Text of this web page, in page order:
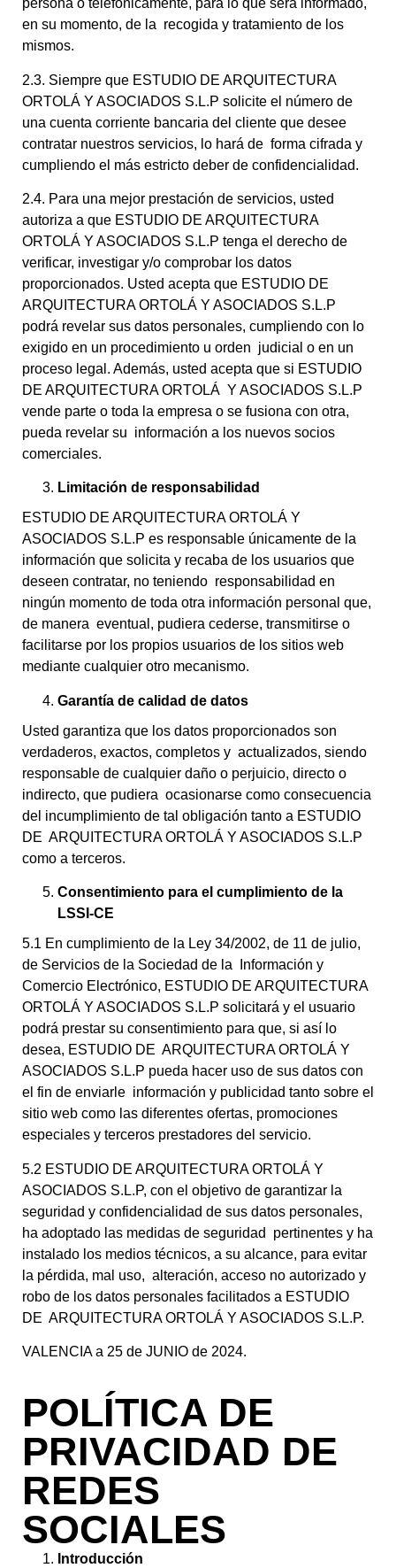
persona o telefónicamente, para lo que será informado,
en su momento, de la recogida y tratamiento de los
mismos.
2.3. Siempre que ESTUDIO DE ARQUITECTURA
ORTOLÁ Y ASOCIADOS S.L.P solicite el número de
una cuenta corriente bancaria del cliente que desee
contratar nuestros servicios, lo hará de forma cifrada y
cumpliendo el más estricto deber de confidencialidad.
2.4. Para una mejor prestación de servicios, usted
autoriza a que ESTUDIO DE ARQUITECTURA
ORTOLÁ Y ASOCIADOS S.L.P tenga el derecho de
verificar, investigar y/o comprobar los datos
proporcionados. Usted acepta que ESTUDIO DE
ARQUITECTURA ORTOLÁ Y ASOCIADOS S.L.P
podrá revelar sus datos personales, cumpliendo con lo
exigido en un procedimiento u orden judicial o en un
proceso legal. Además, usted acepta que si ESTUDIO
DE ARQUITECTURA ORTOLÁ Y ASOCIADOS S.L.P
vende parte o toda la empresa o se fusiona con otra,
pueda revelar su información a los nuevos socios
comerciales.
Limitación de responsabilidad
ESTUDIO DE ARQUITECTURA ORTOLÁ Y
ASOCIADOS S.L.P es responsable únicamente de la
información que solicita y recaba de los usuarios que
deseen contratar, no teniendo responsabilidad en
ningún momento de toda otra información personal que,
de manera eventual, pudiera cederse, transmitirse o
facilitarse por los propios usuarios de los sitios web
mediante cualquier otro mecanismo.
Garantía de calidad de datos
Usted garantiza que los datos proporcionados son
verdaderos, exactos, completos y actualizados, siendo
responsable de cualquier daño o perjuicio, directo o
indirecto, que pudiera ocasionarse como consecuencia
del incumplimiento de tal obligación tanto a ESTUDIO
DE ARQUITECTURA ORTOLÁ Y ASOCIADOS S.L.P
como a terceros.
Consentimiento para el cumplimiento de la
LSSI-CE
5.1 En cumplimiento de la Ley 34/2002, de 11 de julio,
de Servicios de la Sociedad de la Información y
Comercio Electrónico, ESTUDIO DE ARQUITECTURA
ORTOLÁ Y ASOCIADOS S.L.P solicitará y el usuario
podrá prestar su consentimiento para que, si así lo
desea, ESTUDIO DE ARQUITECTURA ORTOLÁ Y
ASOCIADOS S.L.P pueda hacer uso de sus datos con
el fin de enviarle información y publicidad tanto sobre el
sitio web como las diferentes ofertas, promociones
especiales y terceros prestadores del servicio.
5.2 ESTUDIO DE ARQUITECTURA ORTOLÁ Y
ASOCIADOS S.L.P, con el objetivo de garantizar la
seguridad y confidencialidad de sus datos personales,
ha adoptado las medidas de seguridad pertinentes y ha
instalado los medios técnicos, a su alcance, para evitar
la pérdida, mal uso, alteración, acceso no autorizado y
robo de los datos personales facilitados a ESTUDIO
DE ARQUITECTURA ORTOLÁ Y ASOCIADOS S.L.P.
VALENCIA a 25 de JUNIO de 2024.
POLÍTICA DE
PRIVACIDAD DE
REDES
SOCIALES
Introducción